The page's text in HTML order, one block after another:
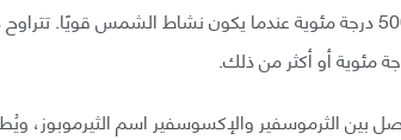
الثرموسفير لتصل 500 درجة مئوية عندما يكون نشاط الشمس
بين الثرموسفير والإكسوسفير اسم الثيرموبوز،